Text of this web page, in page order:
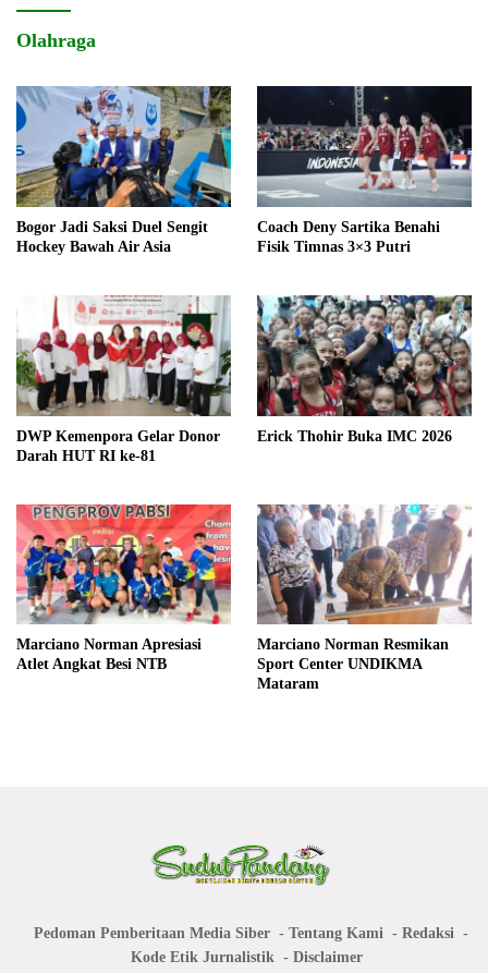
Olahraga
Bogor Jadi Saksi Duel Sengit
Hockey Bawah Air Asia
Coach Deny Sartika Benahi
Fisik Timnas 3×3 Putri
DWP Kemenpora Gelar Donor
Darah HUT RI ke-81
Erick Thohir Buka IMC 2026
Marciano Norman Apresiasi
Atlet Angkat Besi NTB
Marciano Norman Resmikan
Sport Center UNDIKMA
Mataram
Pedoman Pemberitaan Media Siber Tentang Kami
Redaksi
Kode Etik Jurnalistik
Disclaimer